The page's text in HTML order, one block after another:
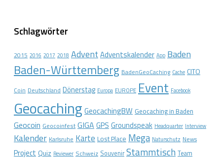
Schlagwörter
2015 2016 2017 2018 Advent Adventskalender App Baden
Baden-Württemberg BadenGeoCaching Cache CITO
Coin Deutschland Dönerstag Europa EUROPE Event Facebook
Geocaching GeocachingBW Geocaching in Baden
Geocoin Geocoinfest GIGA GPS Groundspeak Headquarter Interview
Kalender Karlsruhe Karte Lost Place Mega Naturschutz News
Project Quiz Reviewer Schweiz Souvenir Stammtisch Team